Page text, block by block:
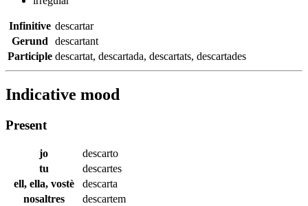
Infinitive descartar
Gerund
descartant
Participle descartat, descartada, descartats, descartades
Indicative mood
Present
jo
descarto
tu
descartes
ell, ella, vostè
descarta
nosaltres
descartem